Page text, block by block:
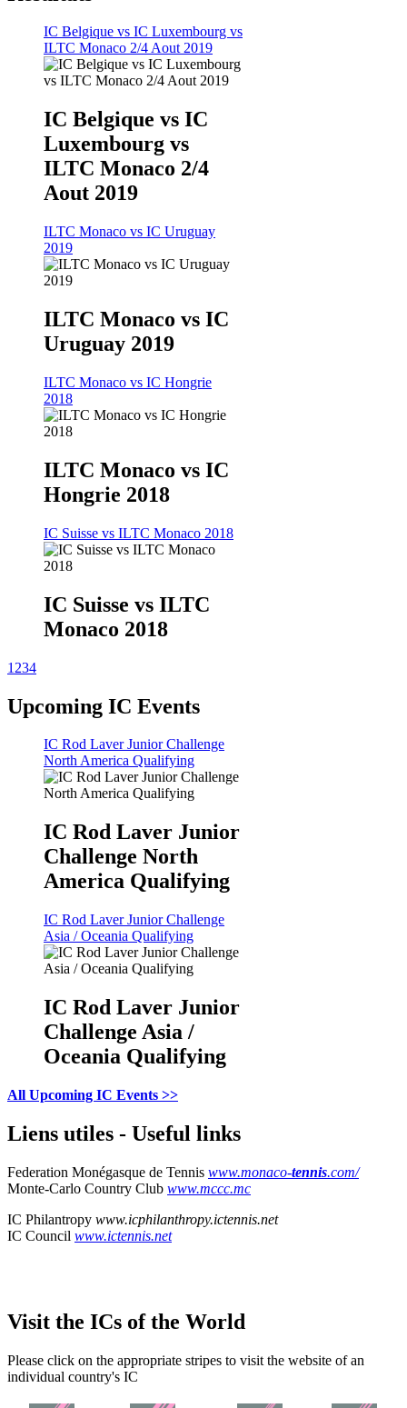
IC Belgique vs IC Luxembourg vs
ILTC Monaco 2/4 Aout 2019
IC Belgique vs IC
Luxembourg vs
ILTC Monaco 2/4
Aout 2019
ILTC Monaco vs IC Uruguay
2019
ILTC Monaco vs IC
Uruguay 2019
ILTC Monaco vs IC Hongrie
2018
ILTC Monaco vs IC
Hongrie 2018
IC Suisse vs ILTC Monaco 2018
IC Suisse vs ILTC
Monaco 2018
1 234
Upcoming IC Events
IC Rod Laver Junior Challenge
North America Qualifying
IC Rod Laver Junior
Challenge North
America Qualifying
IC Rod Laver Junior Challenge
Asia / Oceania Qualifying
IC Rod Laver Junior
Challenge Asia /
Oceania Qualifying
All Upcoming IC Events >>
Liens utiles - Useful links
Federation Monégasque de Tennis www.monaco-tennis.com/
Monte-Carlo Country Club www.mccc.mc
IC Philantropy www.icphilanthropy.ictennis.net
IC Council www.ictennis.net
Visit the ICs of the World
Please click on the appropriate stripes to visit the website of an
individual country's IC